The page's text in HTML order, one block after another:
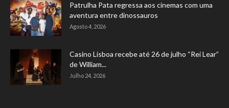
Patrulha Pata regressa aos cinemas com uma
aventura entre dinossauros
Agosto 4, 2026
Casino Lisboa recebe até 26 de julho “Rei Lear”
de William...
Julho 24, 2026